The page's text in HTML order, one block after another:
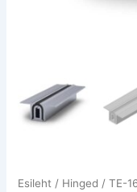
Esileht / Hinged / TE-